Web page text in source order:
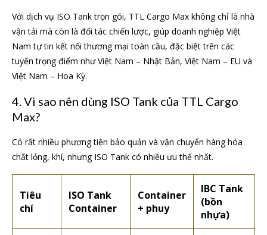
Với dịch vụ ISO Tank trọn gói, TTL Cargo Max không chỉ là nhà
vận tải mà còn là đối tác chiến lược, giúp doanh nghiệp Việt
Nam tự tin kết nối thương mại toàn cầu, đặc biệt trên các
tuyến trọng điểm như Việt Nam – Nhật Bản, Việt Nam – EU và
Việt Nam – Hoa Kỳ.
4. Vì sao nên dùng ISO Tank của TTL Cargo
Max?
Có rất nhiều phương tiện bảo quản và vận chuyển hàng hóa
chất lỏng, khí, nhưng ISO Tank có nhiều ưu thế nhất.
Tiêu
chí
ISO Tank
Container
Container
+ phuy
IBC Tank
(bồn
nhựa)